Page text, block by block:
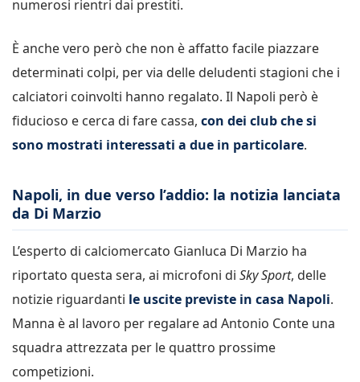
numerosi rientri dai prestiti.
È anche vero però che non è affatto facile piazzare
determinati colpi, per via delle deludenti stagioni che i
calciatori coinvolti hanno regalato. Il Napoli però è
fiducioso e cerca di fare cassa, con dei club che si
sono mostrati interessati a due in particolare.
Napoli, in due verso l’addio: la notizia lanciata
da Di Marzio
L’esperto di calciomercato Gianluca Di Marzio ha
riportato questa sera, ai microfoni di Sky Sport, delle
notizie riguardanti le uscite previste in casa Napoli.
Manna è al lavoro per regalare ad Antonio Conte una
squadra attrezzata per le quattro prossime
competizioni.